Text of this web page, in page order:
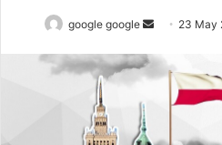
google google
Send
email
23 May